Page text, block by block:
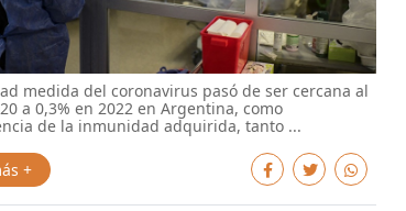
medida del coronavirus pasó de ser cercana al
a 0,3% en 2022 en Argentina, como
de la inmunidad adquirida, tanto ...
+